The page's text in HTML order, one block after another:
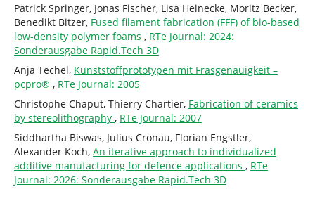
Patrick Springer, Jonas Fischer, Lisa Heinecke, Moritz Becker,
Benedikt Bitzer, Fused filament fabrication (FFF) of bio-based
low-density polymer foams , RTe Journal: 2024:
Sonderausgabe Rapid.Tech 3D
Anja Techel, Kunststoffprototypen mit Fräsgenauigkeit –
pcpro® , RTe Journal: 2005
Christophe Chaput, Thierry Chartier, Fabrication of ceramics
by stereolithography , RTe Journal: 2007
Siddhartha Biswas, Julius Cronau, Florian Engstler,
Alexander Koch, An iterative approach to individualized
additive manufacturing for defence applications , RTe
Journal: 2026: Sonderausgabe Rapid.Tech 3D